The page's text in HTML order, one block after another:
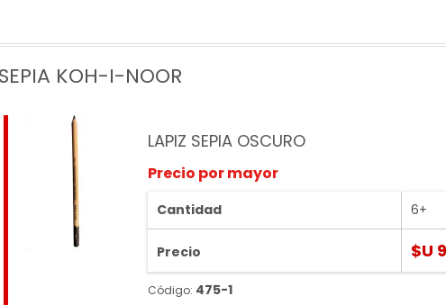
KOH-I-NOOR
LAPIZ SEPIA OSCURO
Precio por mayor
Cantidad 6+
Precio $U
Código: 475-1